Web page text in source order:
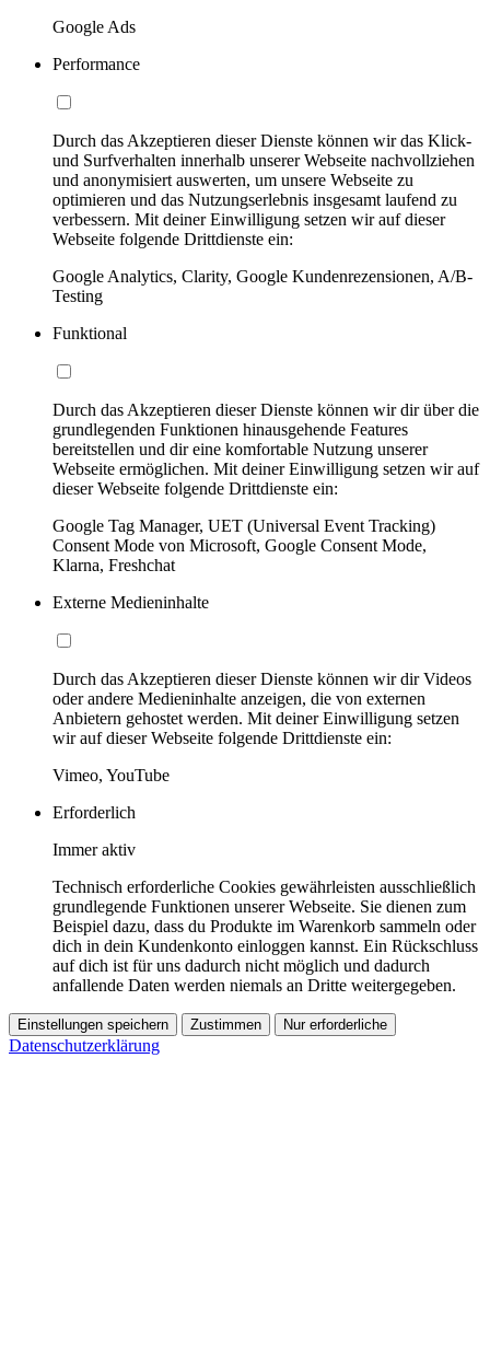
Google Ads
Performance
Durch das Akzeptieren dieser Dienste können wir das Klick-
und Surfverhalten innerhalb unserer Webseite nachvollziehen
und anonymisiert auswerten, um unsere Webseite zu
optimieren und das Nutzungserlebnis insgesamt laufend zu
verbessern. Mit deiner Einwilligung setzen wir auf dieser
Webseite folgende Drittdienste ein:
Google Analytics, Clarity, Google Kundenrezensionen, A/B-
Testing
Funktional
Durch das Akzeptieren dieser Dienste können wir dir über die
grundlegenden Funktionen hinausgehende Features
bereitstellen und dir eine komfortable Nutzung unserer
Webseite ermöglichen. Mit deiner Einwilligung setzen wir auf
dieser Webseite folgende Drittdienste ein:
Google Tag Manager, UET (Universal Event Tracking)
Consent Mode von Microsoft, Google Consent Mode,
Klarna, Freshchat
Externe Medieninhalte
Durch das Akzeptieren dieser Dienste können wir dir Videos
oder andere Medieninhalte anzeigen, die von externen
Anbietern gehostet werden. Mit deiner Einwilligung setzen
wir auf dieser Webseite folgende Drittdienste ein:
Vimeo, YouTube
Erforderlich
Immer aktiv
Technisch erforderliche Cookies gewährleisten ausschließlich
grundlegende Funktionen unserer Webseite. Sie dienen zum
Beispiel dazu, dass du Produkte im Warenkorb sammeln oder
dich in dein Kundenkonto einloggen kannst. Ein Rückschluss
auf dich ist für uns dadurch nicht möglich und dadurch
anfallende Daten werden niemals an Dritte weitergegeben.
Einstellungen speichern Zustimmen Nur erforderliche
Datenschutzerklärung